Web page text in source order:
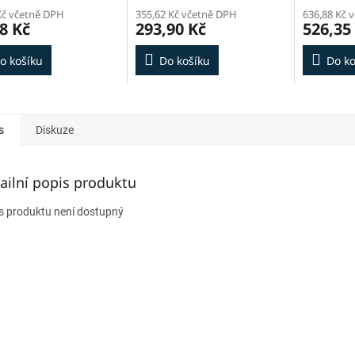
včetně DPH
Kč
košíku
355,62 Kč včetně DPH
293,90 Kč
Do košíku
636,88 Kč
526,35
Do
Diskuze
popis produktu
produktu není dostupný